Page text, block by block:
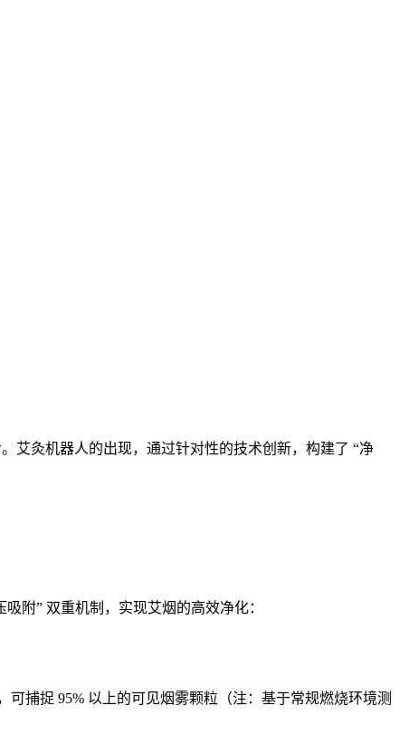
艾灸机器人的出现，通过针对性的技术创新，构建了 “净
附” 双重机制，实现艾烟的高效净化：
捕捉 95% 以上的可见烟雾颗粒（注：基于常规燃烧环境测